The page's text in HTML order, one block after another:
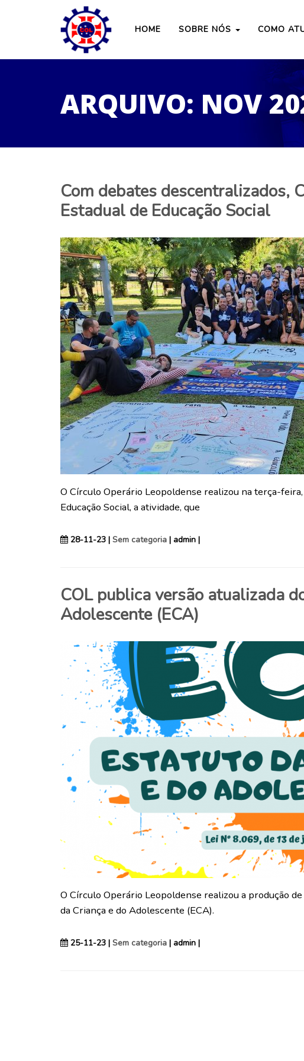
HOME SOBRE NÓS COMO
ARQUIVO: NOV
Com debates descentralizados,
Estadual de Educação Social
O Círculo Operário Leopoldense realizou na terça-
Educação Social, a atividade, que
28-11-23 | Sem categoria | admin |
COL publica versão atualizada
Adolescente (ECA)
O Círculo Operário Leopoldense realizou a produção
da Criança e do Adolescente (ECA).
25-11-23 | Sem categoria | admin |